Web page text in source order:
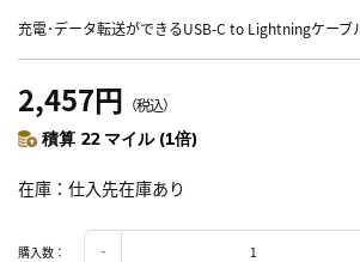
充電･データ転送ができるUSB-C to Lightningケーブ
2,457円 （税込）
積算 22 マイル (1倍)
在庫 仕入先在庫あり
購入数：